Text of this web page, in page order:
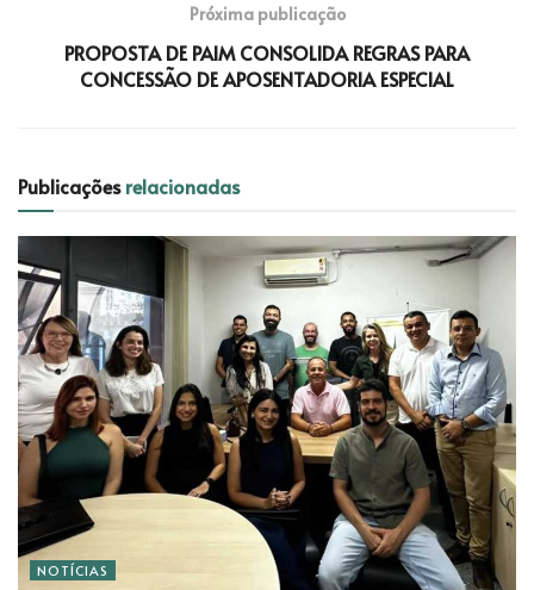
Próxima publicação
PROPOSTA DE PAIM CONSOLIDA REGRAS PARA
CONCESSÃO DE APOSENTADORIA ESPECIAL
Publicaçõesrelacionadas
NOTÍCIAS